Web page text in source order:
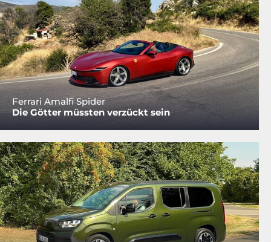
Ferrari Amalfi Spider
Die Götter müssten verzückt sein